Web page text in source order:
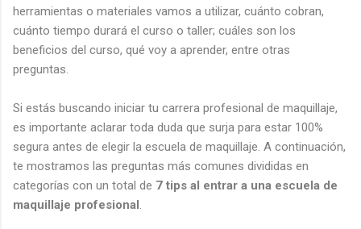
herramientas o materiales vamos a utilizar, cuánto cobran,
cuánto tiempo durará el curso o taller; cuáles son los
beneficios del curso, qué voy a aprender, entre otras
preguntas.
Si estás buscando iniciar tu carrera profesional de maquillaje,
es importante aclarar toda duda que surja para estar 100%
segura antes de elegir la escuela de maquillaje. A continuación,
te mostramos las preguntas más comunes divididas en
categorías con un total de 7 tips al entrar a una escuela de
maquillaje profesional